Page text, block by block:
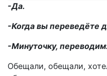
-Да.
-Когда вы переведёте
-Минуточку,
Обещали, обещали,